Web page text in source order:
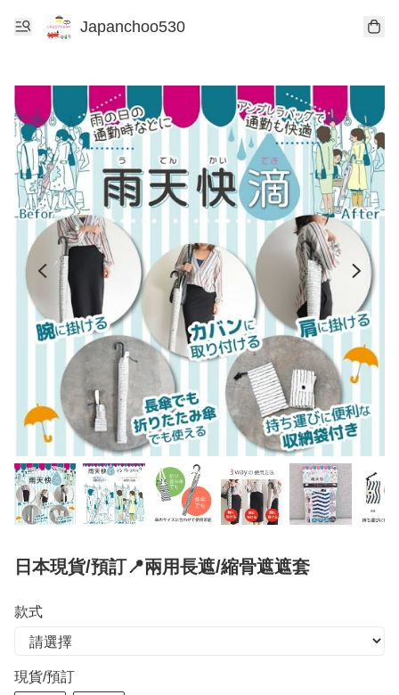
Japanchoo530
日本現貨/預訂📍兩用長遮/縮骨遮遮套
款式
現貨/預訂